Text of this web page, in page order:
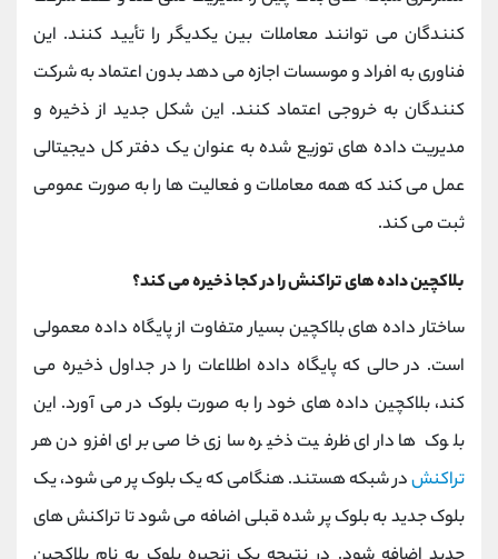
کنندگان می توانند معاملات بین یکدیگر را تأیید کنند. این
فناوری به افراد و موسسات اجازه می دهد بدون اعتماد به شرکت
کنندگان به خروجی اعتماد کنند. این شکل جدید از ذخیره و
مدیریت داده های توزیع شده به عنوان یک دفتر کل دیجیتالی
عمل می کند که همه معاملات و فعالیت ها را به صورت عمومی
ثبت می کند.
بلاکچین داده های تراکنش را در کجا ذخیره می کند؟
ساختار داده های بلاکچین بسیار متفاوت از پایگاه داده معمولی
است. در حالی که پایگاه داده اطلاعات را در جداول ذخیره می
کند، بلاکچین داده های خود را به صورت بلوک در می آورد. این
بلوک ها دارای ظرفیت ذخیره سازی خاصی برای افزودن هر
تراکنشدر شبکه هستند. هنگامی که یک بلوک پر می شود، یک
بلوک جدید به بلوک پر شده قبلی اضافه می شود تا تراکنش های